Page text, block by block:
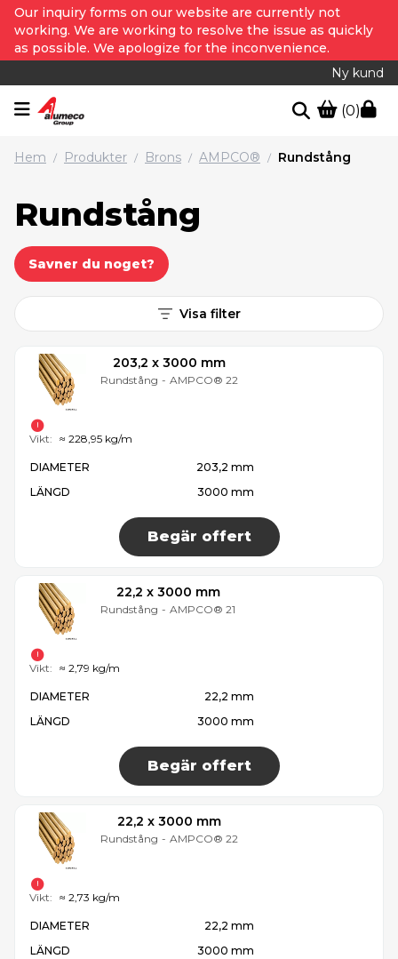
Our inquiry forms on our website are currently not
working. We are working to resolve the issue as quickly
as possible. We apologize for the inconvenience.
Ny kund
(0)
Hem / Produkter / Brons / AMPCO® / Rundstång
Rundstång
Savner du noget?
Visa filter
203,2 x 3000 mm
Rundstång - AMPCO® 22
DIAMETER
203,2 mm
LÄNGD
3000 mm
Begär offert
Vikt: ≈ 228,95 kg/m
22,2 x 3000 mm
Rundstång - AMPCO® 21
DIAMETER
22,2 mm
LÄNGD
3000 mm
Begär offert
Vikt: ≈ 2,79 kg/m
22,2 x 3000 mm
Rundstång - AMPCO® 22
DIAMETER
22,2 mm
LÄNGD
3000 mm
Vikt: ≈ 2,73 kg/m